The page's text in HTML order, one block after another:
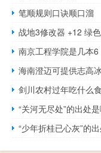
笔顺规则口诀顺口溜
南京工程学院是几本6
海南澄迈可提供志高
剑川农村过年吃什么
“关河无尽处”的出处
“少年折桂已心灰”的